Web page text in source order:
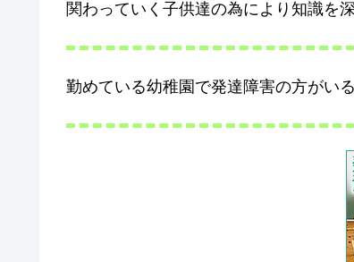
関わっていく子供達の為により知識を
勤めている幼稚園で発達障害の方がい